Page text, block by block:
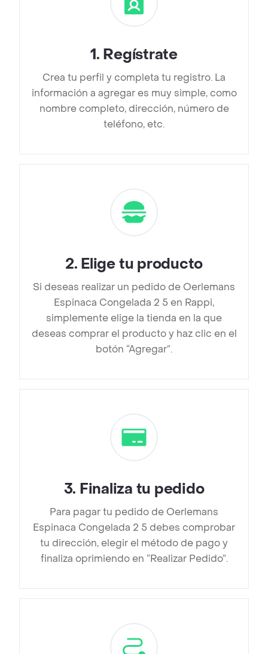
1. Regístrate
Crea tu perfil y completa tu registro. La
información a agregar es muy simple, como
nombre completo, dirección, número de
teléfono, etc.
2. Elige tu producto
Si deseas realizar un pedido de Oerlemans
Espinaca Congelada 2 5 en Rappi,
simplemente elige la tienda en la que
deseas comprar el producto y haz clic en el
botón “Agregar”.
3. Finaliza tu pedido
Para pagar tu pedido de Oerlemans
Espinaca Congelada 2 5 debes comprobar
tu dirección, elegir el método de pago y
finaliza oprimiendo en “Realizar Pedido”.